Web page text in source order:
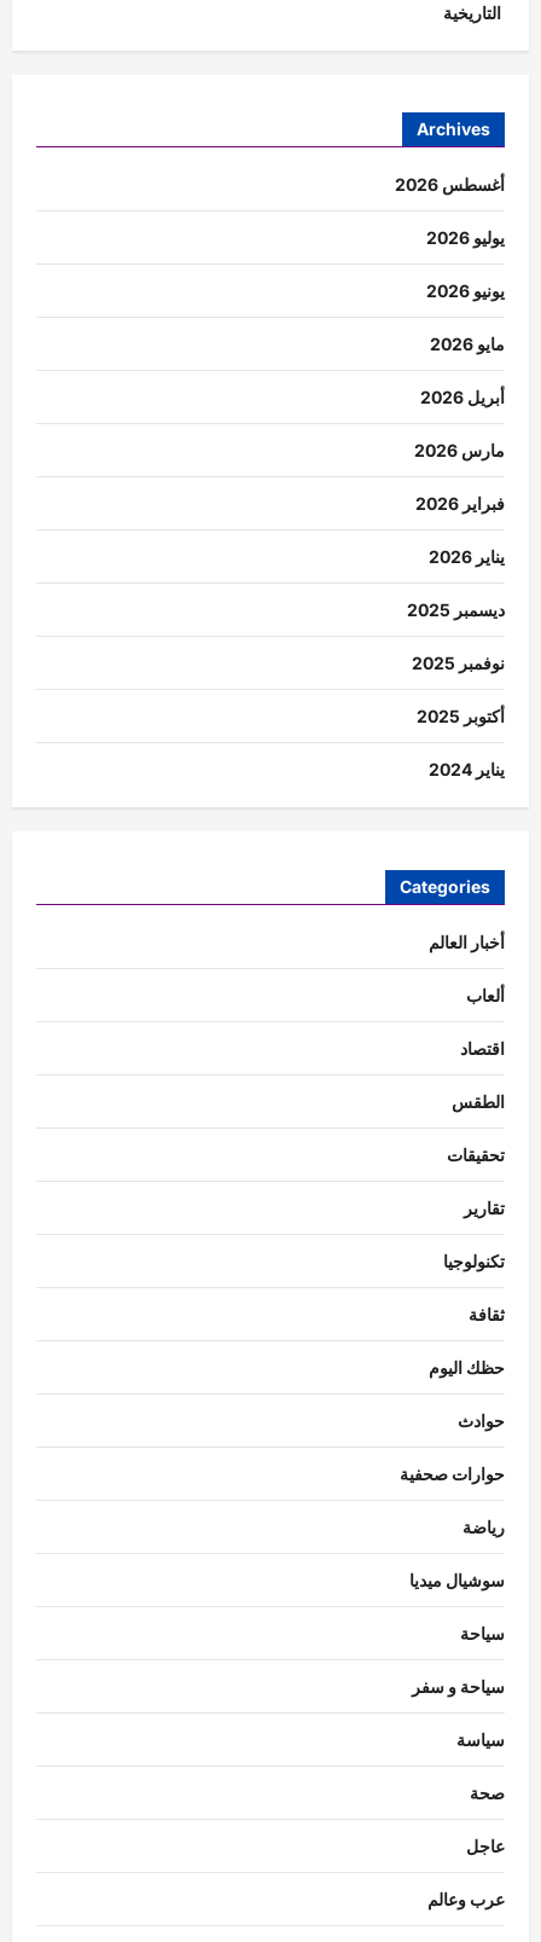
التاريخية
Archives
أغسطس 2026
يوليو 2026
يونيو 2026
مايو 2026
أبريل 2026
مارس 2026
فبراير 2026
يناير 2026
ديسمبر 2025
نوفمبر 2025
أكتوبر 2025
يناير 2024
Categories
أخبار العالم
ألعاب
اقتصاد
الطقس
تحقيقات
تقارير
تكنولوجيا
ثقافة
حظك اليوم
حوادث
حوارات صحفية
رياضة
سوشيال ميديا
سياحة
سياحة و سفر
سياسة
صحة
عاجل
عرب وعالم
3